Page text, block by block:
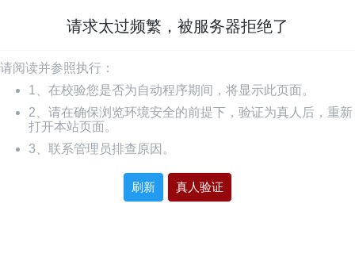
请求太过频繁，被服务器拒绝了
请阅读并参照执行：
1、在校验您是否为自动程序期间，将显示此页面。
2、请在确保浏览环境安全的前提下，验证为真人后，重新
打开本站页面。
3、联系管理员排查原因。
刷新 真人验证